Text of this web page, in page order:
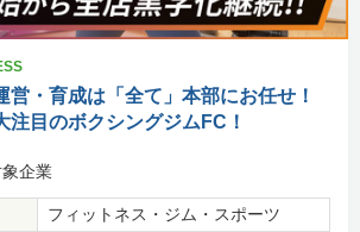
営・育成は「全て」本部にお任せ！
注目のボクシングジムFC！
企業
フィットネス・ジム・スポーツ